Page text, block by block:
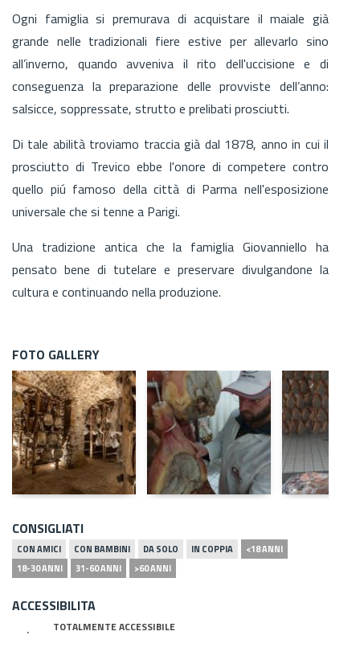
Ogni famiglia si premurava di acquistare il maiale già
grande nelle tradizionali fiere estive per allevarlo sino
all’inverno, quando avveniva il rito dell'uccisione e di
conseguenza la preparazione delle provviste dell’anno:
salsicce, soppressate, strutto e prelibati prosciutti.
Di tale abilità troviamo traccia già dal 1878, anno in cui il
prosciutto di Trevico ebbe l'onore di competere contro
quello piú famoso della città di Parma nell'esposizione
universale che si tenne a Parigi.
Una tradizione antica che la famiglia Giovanniello ha
pensato bene di tutelare e preservare divulgandone la
cultura e continuando nella produzione.
FOTO GALLERY
CONSIGLIATI
CON AMICI CON BAMBINI DA SOLO IN COPPIA
<18 ANNI
18-30 ANNI
31-60 ANNI >60 ANNI
ACCESSIBILITA
TOTALMENTE ACCESSIBILE